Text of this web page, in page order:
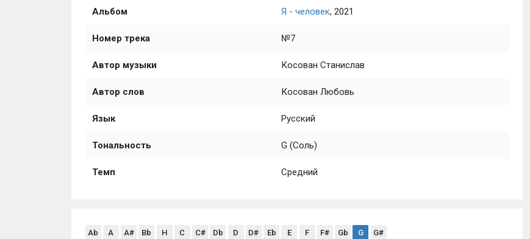
Альбом Я - человек, 2021
Номер трека №7
Автор музыки Косован Станислав
Автор слов Косован Любовь
Язык Русский
Тональность G (Соль)
Темп Средний
Ab A A# Bb H C C# Db D D# Eb E F F# Gb G G#